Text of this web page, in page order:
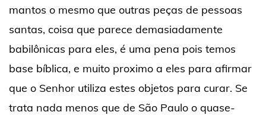
mantos o mesmo que outras peças de pessoas
santas, coisa que parece demasiadamente
babilônicas para eles, é uma pena pois temos
base bíblica, e muito proximo a eles para afirmar
que o Senhor utiliza estes objetos para curar. Se
trata nada menos que de São Paulo o quase-